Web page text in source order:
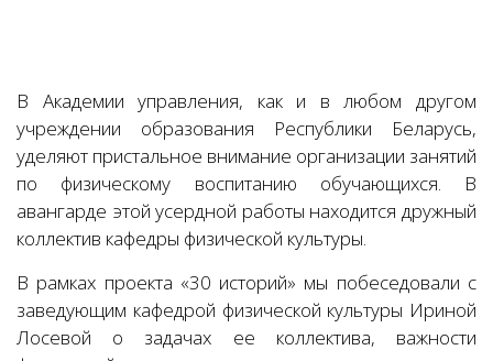
В Академии управления, как и в любом другом
учреждении образования Республики Беларусь,
уделяют пристальное внимание организации занятий
по физическому воспитанию обучающихся. В
авангарде этой усердной работы находится дружный
коллектив кафедры физической культуры.
В рамках проекта «30 историй» мы побеседовали с
заведующим кафедрой физической культуры Ириной
Лосевой о задачах ее коллектива, важности